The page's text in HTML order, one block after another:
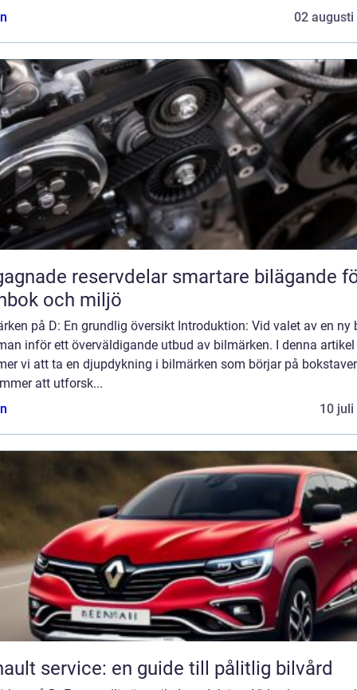
02 augusti
reservdelar smartare bilägande för
och miljö
på D: En grundlig översikt Introduktion: Vid valet av en ny
inför ett överväldigande utbud av bilmärken. I denna artikel
vi att ta en djupdykning i bilmärken som börjar på
att utforsk...
10 juli
service: en guide till pålitlig bilvård